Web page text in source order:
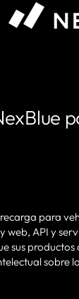
para
web, API y
sus